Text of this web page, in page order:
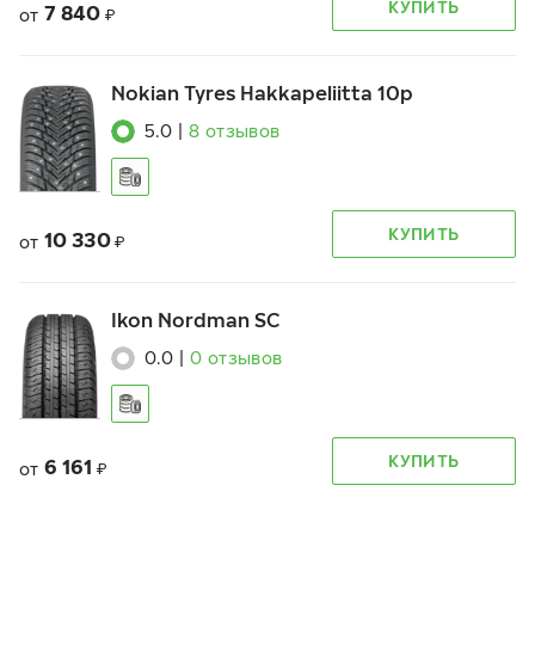
от 7 840 ₽ КУПИТЬ
Nokian Tyres Hakkapeliitta 10p
5.0 8 отзывов
от 10 330 ₽ КУПИТЬ
Ikon Nordman SC
0.0 0 отзывов
от 6 161 ₽ КУПИТЬ